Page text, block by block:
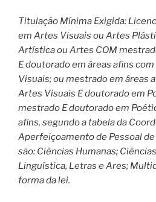
Titulação Mínima Exigida:
em Artes Visuais ou Artes
Artística ou Artes COM
E doutorado em áreas afins
Visuais; ou mestrado em áreas
Artes Visuais E doutorado em
mestrado E doutorado em
afins, segundo a tabela da
Aperfeiçoamento de Pessoal
são: Ciências Humanas;
Linguística, Letras e Ares;
forma da lei.